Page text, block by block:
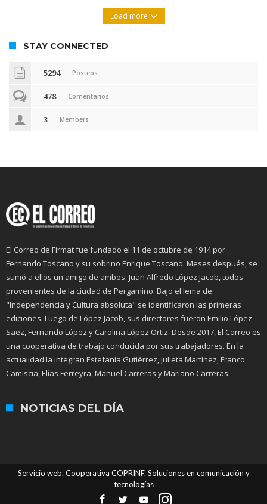
Load more
STAY CONNECTED
5294 Posteos
478 Comentarios
3 Members
El Correo de Firmat fue fundado el 11 de octubre de 1914 por
Fernando Toscano y su sobrino Enrique Toscano. Meses después, se
sumó a ellos un amigo de ambos: Juan Alfredo López Jacob, todos
provenientes de la ciudad de Pergamino. Bajo el lema de
"Independencia y Cultura absoluta" se identificaron las primeras
ediciones. Luego de López Jacob, sus directores fueron Emilio López
Saez, Fernando López y Carolina López Ortiz. Desde 2017, El Correo es
una cooperativa de trabajo conducida por sus trabajadores. En la
actualidad la integran Estefanía Gutiérrez, Julieta Martínez, Franco
Camiscia, Elías Ferreyra, Manuel Carreras y Mariano Carreras.
NOTICIAS DEL DÍA
Servicio web. Cooperativa COPRINF. Soluciones en comunicación y
tecnologías